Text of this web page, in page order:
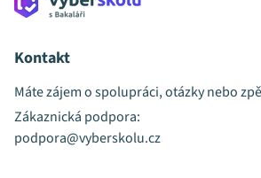
Kontakt
Máte zájem o spolupráci, otázky nebo
Zákaznická podpora:
podpora@vyberskolu.cz